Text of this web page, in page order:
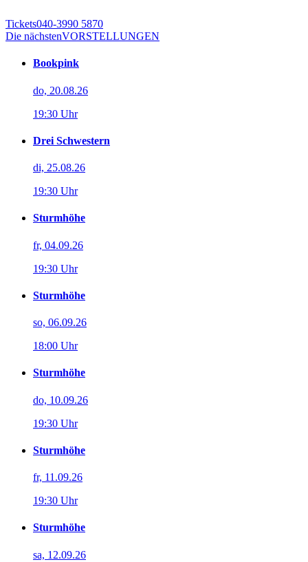
Tickets040-3990 5870
Die nächstenVORSTELLUNGEN
Bookpink
do, 20.08.26
19:30 Uhr
Drei Schwestern
di, 25.08.26
19:30 Uhr
Sturmhöhe
fr, 04.09.26
19:30 Uhr
Sturmhöhe
so, 06.09.26
18:00 Uhr
Sturmhöhe
do, 10.09.26
19:30 Uhr
Sturmhöhe
fr, 11.09.26
19:30 Uhr
Sturmhöhe
sa, 12.09.26